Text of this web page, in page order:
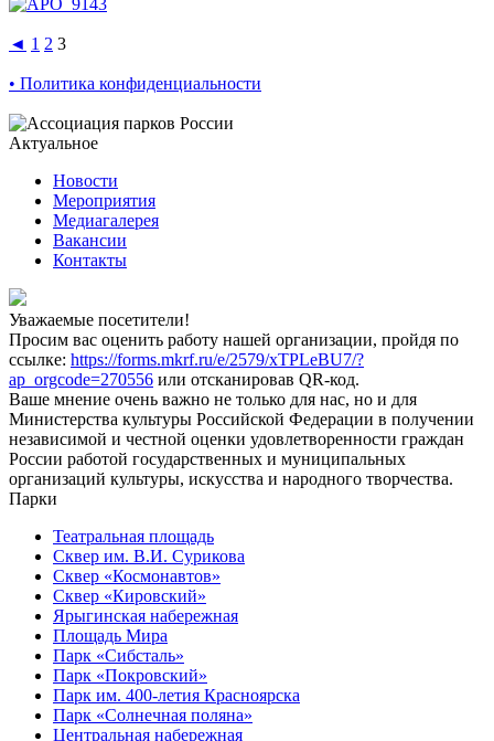
◄ 1 2 3
• Политика конфиденциальности
Актуальное
Новости
Мероприятия
Медиагалерея
Вакансии
Контакты
Уважаемые посетители!
Просим вас оценить работу нашей организации, пройдя по
ссылке: https://forms.mkrf.ru/e/2579/xTPLeBU7/?
ap_orgcode=270556 или отсканировав QR-код.
Ваше мнение очень важно не только для нас, но и для
Министерства культуры Российской Федерации в получении
независимой и честной оценки удовлетворенности граждан
России работой государственных и муниципальных
организаций культуры, искусства и народного творчества.
Парки
Театральная площадь
Сквер им. В.И. Сурикова
Сквер «Космонавтов»
Сквер «Кировский»
Ярыгинская набережная
Площадь Мира
Парк «Сибсталь»
Парк «Покровский»
Парк им. 400-летия Красноярска
Парк «Солнечная поляна»
Центральная набережная